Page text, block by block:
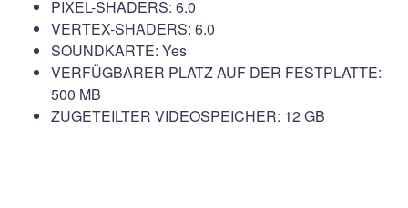
PIXEL-SHADERS: 6.0
VERTEX-SHADERS: 6.0
SOUNDKARTE: Yes
VERFÜGBARER PLATZ AUF DER FESTPLATTE:
500 MB
ZUGETEILTER VIDEOSPEICHER: 12 GB